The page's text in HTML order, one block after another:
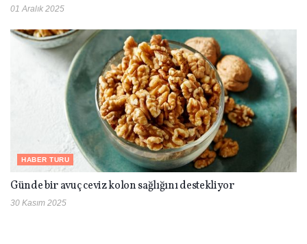
01 Aralık 2025
HABER TURU
Günde bir avuç ceviz kolon sağlığını destekliyor
30 Kasım 2025